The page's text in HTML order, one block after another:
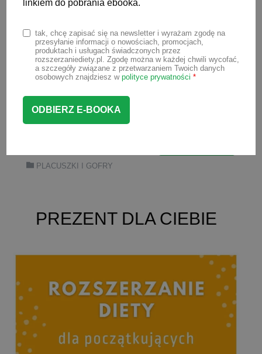
soczyste w środku, te smakołyki to
prawdziwa uczta dla podniebienia.
Poniżej znajdziesz prosty i szybki
przepis na przepyszne placki z jabłkami.
Idealne na podwieczorek lub śniadanie
dla niemowlaka, […]
PLACUSZKI I GOFRY
PREZENT DLA CIEBIE
linkiem do pobrania ebooka.
tak, chcę zapisać się na newsletter i wyrażam zgodę na
przesyłanie informacji o nowościach, promocjach,
produktach i usługach świadczonych przez
rozszerzaniediety.pl. Zgodę można w każdej chwili wycofać,
a szczegóły związane z przetwarzaniem Twoich danych
osobowych znajdziesz w polityce prywatności *